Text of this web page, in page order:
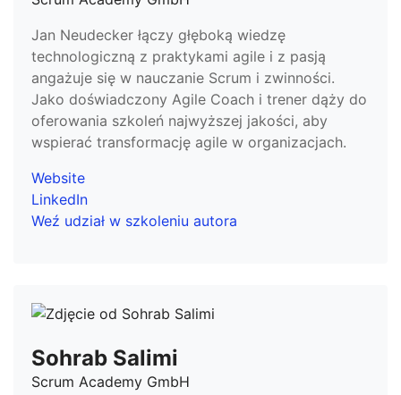
Jan Neudecker łączy głęboką wiedzę
technologiczną z praktykami agile i z pasją
angażuje się w nauczanie Scrum i zwinności.
Jako doświadczony Agile Coach i trener dąży do
oferowania szkoleń najwyższej jakości, aby
wspierać transformację agile w organizacjach.
Website
LinkedIn
Weź udział w szkoleniu autora
Sohrab Salimi
Scrum Academy GmbH